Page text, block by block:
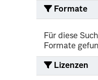
Formate
Für diese
Formate
Lizenzen